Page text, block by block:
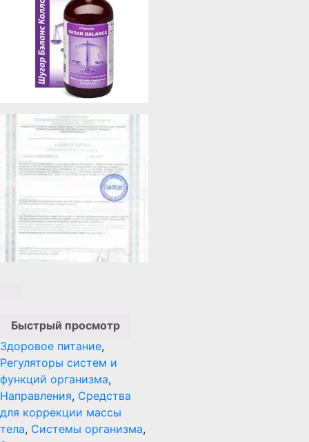
Быстрый просмотр
Здоровое питание,
Регуляторы систем и
функций организма,
Направления, Средства
для коррекции массы
тела, Системы организма,